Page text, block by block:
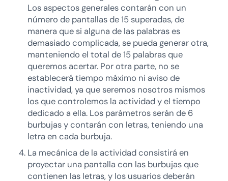
Los aspectos generales contarán con un
número de pantallas de 15 superadas, de
manera que si alguna de las palabras es
demasiado complicada, se pueda generar otra,
manteniendo el total de 15 palabras que
queremos acertar. Por otra parte, no se
establecerá tiempo máximo ni aviso de
inactividad, ya que seremos nosotros mismos
los que controlemos la actividad y el tiempo
dedicado a ella. Los parámetros serán de 6
burbujas y contarán con letras, teniendo una
letra en cada burbuja.
La mecánica de la actividad consistirá en
proyectar una pantalla con las burbujas que
contienen las letras, y los usuarios deberán